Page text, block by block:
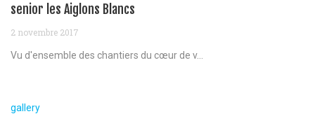
senior les Aiglons Blancs
2 novembre 2017
Vu d'ensemble des chantiers du cœur de v...
gallery